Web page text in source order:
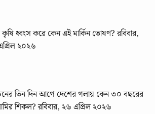
কৃষি ধ্বংস করে কেন এই মার্কিন তোষণ? রবিবার,
২০২৬
তিন দিন আগে দেশের গলায় কেন ৩০ বছরের
শিকল? রবিবার, ২৬ এপ্রিল ২০২৬